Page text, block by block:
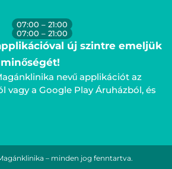
07:00 – 21:00
07:00 – 21:00
új szintre emeljük
nevű applikációt az
vagy a Google Play Áruházból, és
– minden jog fenntartva.